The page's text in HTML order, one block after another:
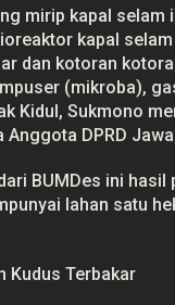
mirip kapal selam
kapal
dan kotoran
(mikroba),
Kidul, Sukmono
DPRD
BUMDes ini
lahan satu
Kudus Terbakar